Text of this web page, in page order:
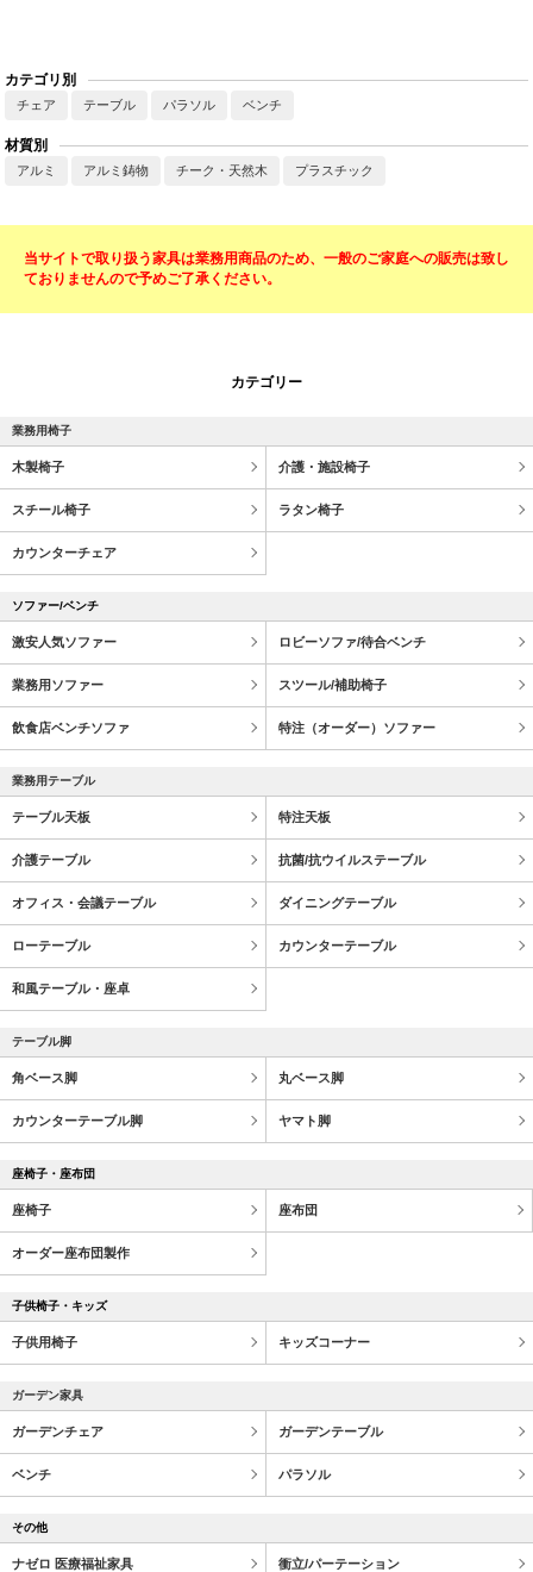
カテゴリ別
チェア テーブル パラソル ベンチ
材質別
アルミ アルミ鋳物 チーク・天然木 プラスチック
当サイトで取り扱う家具は業務用商品のため、一般のご家庭への販売は致し
ておりませんので予めご了承ください。
カテゴリー
業務用椅子
木製椅子 介護・施設椅子
スチール椅子 ラタン椅子
カウンターチェア
ソファー/ベンチ
激安人気ソファー ロビーソファ/待合ベンチ
業務用ソファー スツール/補助椅子
飲食店ベンチソファ 特注（オーダー）ソファー
業務用テーブル
テーブル天板 特注天板
介護テーブル 抗菌/抗ウイルステーブル
オフィス・会議テーブル ダイニングテーブル
ローテーブル カウンターテーブル
和風テーブル・座卓
テーブル脚
角ベース脚 丸ベース脚
カウンターテーブル脚 ヤマト脚
座椅子・座布団
座椅子 座布団
オーダー座布団製作
子供椅子・キッズ
子供用椅子 キッズコーナー
ガーデン家具
ガーデンチェア ガーデンテーブル
ベンチ パラソル
その他
ナゼロ 医療福祉家具 衝立/パーテーション